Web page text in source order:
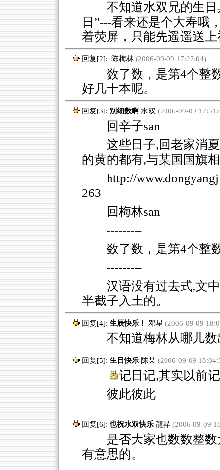
不知道水双兄的生
日”---看来还是个大寿哦
着荧屏，只能先遥遥送上
回复[2]: 陈梅林(2006-09-09 17:27:04)
数了数，是第4个整数
好几十本呢。
回复[3]: 别细数啊 水双 (2006-09-09
回辛子san
这些日子,回老家消
的黄的都有,与某国国旗
http://
263
回梅林san
---------
数了数，是第4个
---------
汉语没有过去式,文
半截子入土的。
回复[4]: 生辰快乐！ 邓星 (2006-09-09
不知道梅林从哪儿数
回复[5]: 生日快乐 陈某(2006-09-09
记日记,其实以前
彼此彼此
回复[6]: 也祝水双快乐 龍昇(2006-09-09
是否大家也数数整数
有意思的。